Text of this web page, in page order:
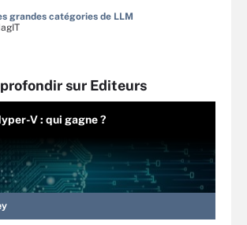
grandes catégories de LLM
sur Editeurs
V : qui gagne ?